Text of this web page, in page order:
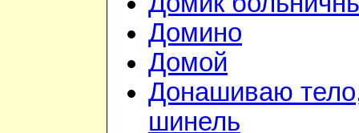
Домино
Домой
Донашиваю
шинель